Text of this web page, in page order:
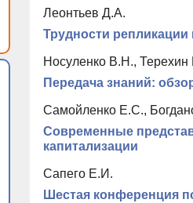
Леонтьев Д.А.
Трудности
Носуленко В.Н., Терехин
Передача знаний:
Самойленко Е.С.,
Современные
капитализации
Сапего Е.И.
Шестая конференция